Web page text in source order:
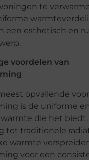
te
een esthetisch en
voordelen van
opvallende
is de uniforme en
die het biedt.
tot traditionele
warmte
voor een